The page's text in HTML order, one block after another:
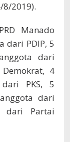
8/2019).
Manado
dari PDIP, 5
dari
4
PKS, 5
dari
dari Partai